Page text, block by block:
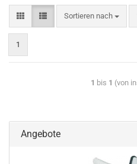
Sortieren nach
1
1 bis 1 (von
Angebote